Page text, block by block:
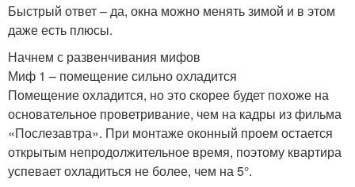
Быстрый ответ – да, окна можно менять зимой и в этом
даже есть плюсы.
Начнем с развенчивания мифов
Миф 1 – помещение сильно охладится
Помещение охладится, но это скорее будет похоже на
основательное проветривание, чем на кадры из фильма
«Послезавтра». При монтаже оконный проем остается
открытым непродолжительное время, поэтому квартира
успевает охладиться не более, чем на 5°.